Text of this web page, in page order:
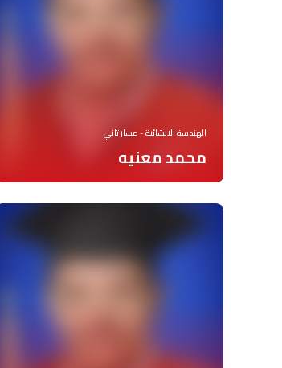
الهندسة الانشائية - مسار ثاني
محمد معنيه